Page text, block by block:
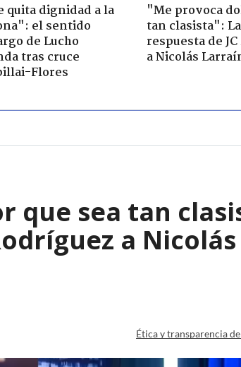
quita dignidad a la
el sentido
de Lucho
tras cruce
Flores
"Me provoca
tan clasista":
respuesta de
a Nicolás
que sea tan
a
Ética y transparencia